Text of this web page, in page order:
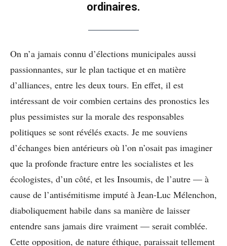
ordinaires.
On n’a jamais connu d’élections municipales aussi
passionnantes, sur le plan tactique et en matière
d’alliances, entre les deux tours. En effet, il est
intéressant de voir combien certains des pronostics les
plus pessimistes sur la morale des responsables
politiques se sont révélés exacts. Je me souviens
d’échanges bien antérieurs où l’on n’osait pas imaginer
que la profonde fracture entre les socialistes et les
écologistes, d’un côté, et les Insoumis, de l’autre — à
cause de l’antisémitisme imputé à Jean-Luc Mélenchon,
diaboliquement habile dans sa manière de laisser
entendre sans jamais dire vraiment — serait comblée.
Cette opposition, de nature éthique, paraissait tellement